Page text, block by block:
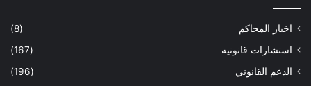
اخبار المحاكم
(8)
استشارات قانونيه
(167)
الدعم القانوني
(196)